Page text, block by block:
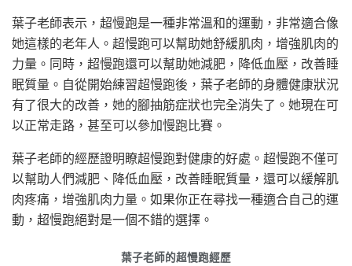
葉子老師表示，超慢跑是一種非常溫和的運動，非常適合像
她這樣的老年人。超慢跑可以幫助她舒緩肌肉，增強肌肉的
力量。同時，超慢跑還可以幫助她減肥，降低血壓，改善睡
眠質量。自從開始練習超慢跑後，葉子老師的身體健康狀況
有了很大的改善，她的腳抽筋症狀也完全消失了。她現在可
以正常走路，甚至可以參加慢跑比賽。
葉子老師的經歷證明瞭超慢跑對健康的好處。超慢跑不僅可
以幫助人們減肥、降低血壓，改善睡眠質量，還可以緩解肌
肉疼痛，增強肌肉力量。如果你正在尋找一種適合自己的運
動，超慢跑絕對是一個不錯的選擇。
葉子老師的超慢跑經歷